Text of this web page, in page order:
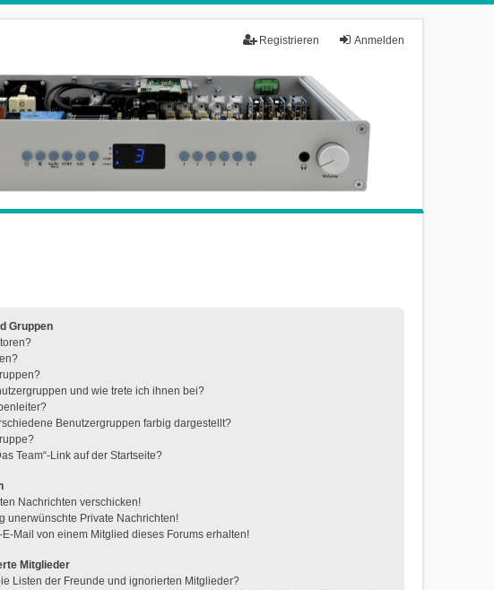
Anmelden
Registrieren
Gruppen
und wie trete ich ihnen bei?
Benutzergruppen farbig dargestellt?
Team“-Link auf der Startseite?
Nachrichten verschicken!
unerwünschte Private Nachrichten!
E-Mail von einem Mitglied dieses Forums erhalten!
Mitglieder
Listen der Freunde und ignorierten Mitglieder?